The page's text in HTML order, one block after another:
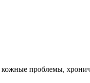
кожные проблемы,